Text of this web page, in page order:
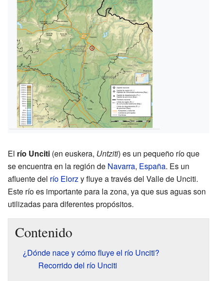
El río Unciti (en euskera, Untziti) es un pequeño río que
se encuentra en la región de Navarra, España. Es un
afluente del río Elorzy fluye a través del Valle de Unciti.
Este río es importante para la zona, ya que sus aguas son
utilizadas para diferentes propósitos.
Contenido
¿Dónde nace y cómo fluye el río Unciti?
Recorrido del río Unciti